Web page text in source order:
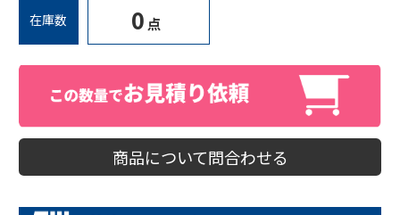
在庫数 0 点
商品について問合わせる